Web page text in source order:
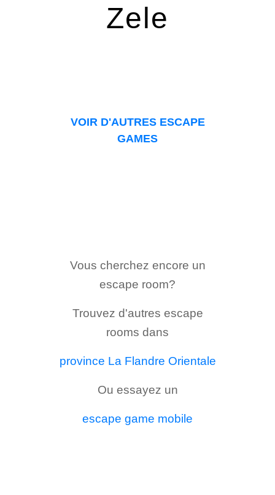
Zele
VOIR D'AUTRES ESCAPE
GAMES
Vous cherchez encore un
escape room?
Trouvez d'autres escape
rooms dans
province La Flandre Orientale
Ou essayez un
escape game mobile